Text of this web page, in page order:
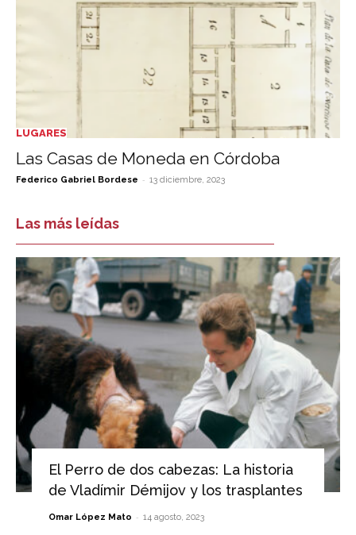
LUGARES
Las Casas de Moneda en Córdoba
Federico Gabriel Bordese - 13 diciembre, 2023
Las más leídas
El Perro de dos cabezas: La historia
de Vladímir Démijov y los trasplantes
Omar López Mato - 14 agosto, 2023